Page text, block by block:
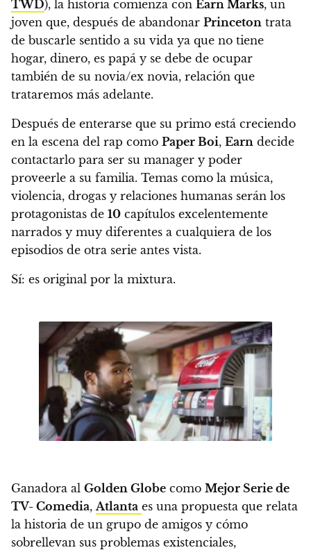
TWD), la historia comienza con Earn Marks, un
joven que, después de abandonar Princeton trata
de buscarle sentido a su vida ya que no tiene
hogar, dinero, es papá y se debe de ocupar
también de su novia/ex novia, relación que
trataremos más adelante.
Después de enterarse que su primo está creciendo
en la escena del rap como Paper Boi, Earn decide
contactarlo para ser su manager y poder
proveerle a su familia. Temas como la música,
violencia, drogas y relaciones humanas serán los
protagonistas de 10 capítulos excelentemente
narrados y muy diferentes a cualquiera de los
episodios de otra serie antes vista.
Sí: es original por la mixtura.
Ganadora al Golden Globe como Mejor Serie de
TV- Comedia, Atlanta es una propuesta que relata
la historia de un grupo de amigos y cómo
sobrellevan sus problemas existenciales,